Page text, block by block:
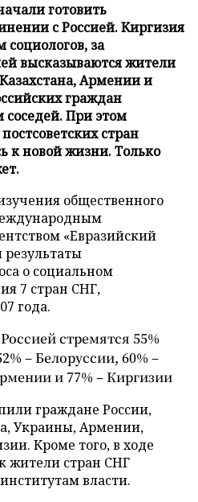
готовить
с Россией. Киргизия
за
высказываются жители
Армении и
граждан
соседей. При этом
стран
к новой жизни. Только
общественного
«Евразийский
результаты
о социальном
7 стран СНГ,
года.
стремятся 55%
– Белоруссии, 60% –
и 77% – Киргизии
граждане России,
Украины, Армении,
Кроме того, в ходе
жители стран СНГ
власти.